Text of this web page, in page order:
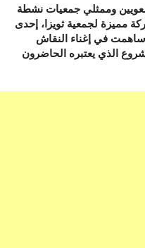
وممثلي جمعيات نشطة
مميزة لجمعية ثويزا، إحدى
ساهمت في إغناء النقاش
الذي يعتبره الحاضرون